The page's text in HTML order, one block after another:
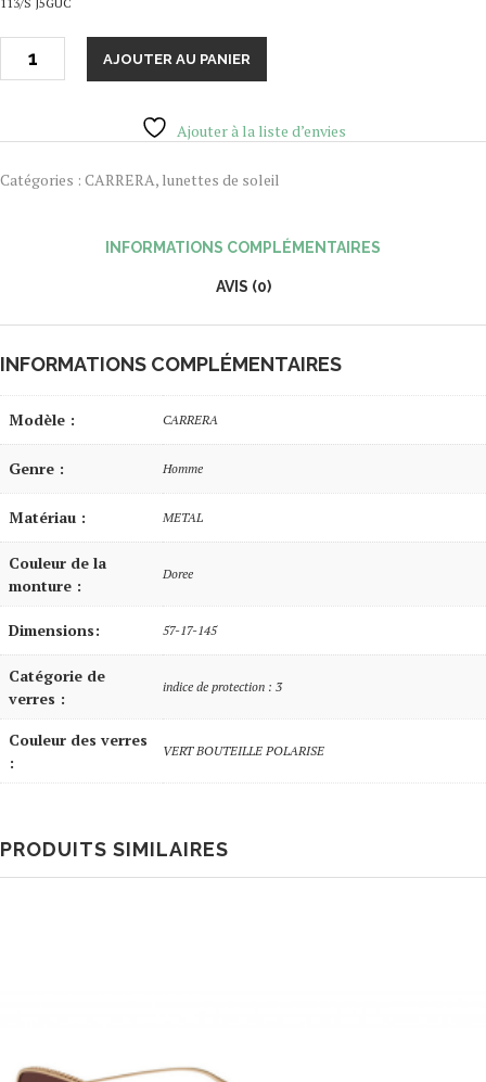
AJOUTER AU PANIER
Ajouter à la liste d’envies
Catégories : CARRERA, lunettes de soleil
INFORMATIONS COMPLÉMENTAIRES
AVIS (0)
INFORMATIONS COMPLÉMENTAIRES
Modèle : CARRERA
Genre : Homme
Matériau : METAL
Couleur de la
monture :
Doree
Dimensions: 57-17-145
Catégorie de
verres :
indice de protection : 3
Couleur des verres
:
VERT BOUTEILLE POLARISE
PRODUITS SIMILAIRES